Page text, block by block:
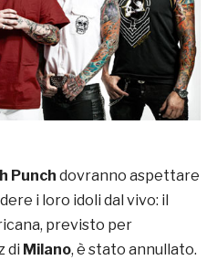
Punch dovranno aspettare
i loro idoli dal vivo: il
previsto per
di Milano, è stato annullato.